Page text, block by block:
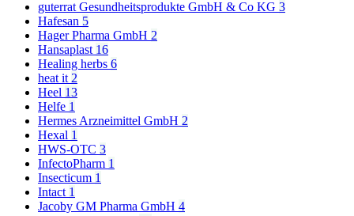
guterrat Gesundheitsprodukte GmbH & Co KG 3
Hafesan 5
Hager Pharma GmbH 2
Hansaplast 16
Healing herbs 6
heat it 2
Heel 13
Helfe 1
Hermes Arzneimittel GmbH 2
Hexal 1
HWS-OTC 3
InfectoPharm 1
Insecticum 1
Intact 1
Jacoby GM Pharma GmbH 4